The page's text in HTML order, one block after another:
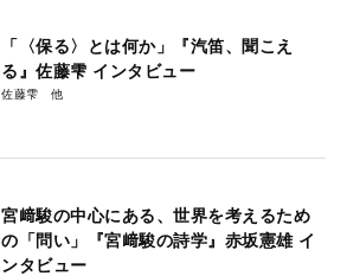
「〈保る〉とは何か」『汽笛、聞こえ
る』佐藤雫 インタビュー
佐藤雫
宮﨑駿の中心にある、世界を考えるため
の「問い」『宮﨑駿の詩学』赤坂憲雄 イ
ンタビュー